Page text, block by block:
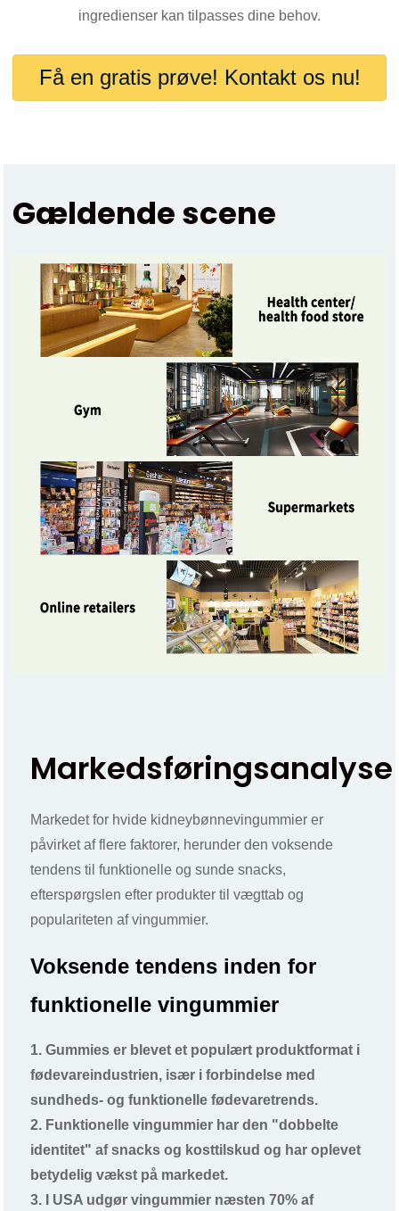
ingredienser kan tilpasses dine behov.
Få en gratis prøve! Kontakt os nu!
Gældende scene
Markedsføringsanalyse
Markedet for hvide kidneybønnevingummier er
påvirket af flere faktorer, herunder den voksende
tendens til funktionelle og sunde snacks,
efterspørgslen efter produkter til vægttab og
populariteten af ​​vingummier.
Voksende tendens inden for
funktionelle vingummier
1. Gummies er blevet et populært produktformat i
fødevareindustrien, især i forbindelse med
sundheds- og funktionelle fødevaretrends.
2. Funktionelle vingummier har den "dobbelte
identitet" af snacks og kosttilskud og har oplevet
betydelig vækst på markedet.
3. I USA udgør vingummier næsten 70% af